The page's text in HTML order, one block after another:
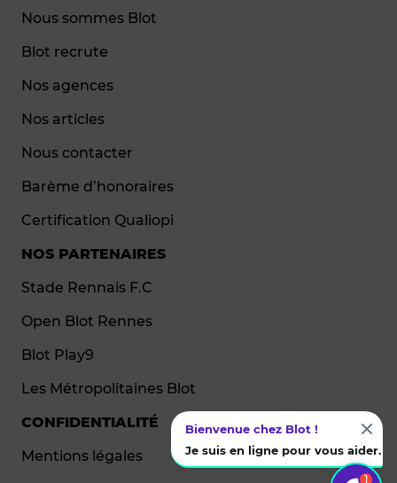
Nous sommes Blot
Blot recrute
Nos agences
Nos articles
Nous contacter
Barème d’honoraires
Certification Qualiopi
NOS PARTENAIRES
Stade Rennais F.C
Open Blot Rennes
Blot Play9
Les Métropolitaines Blot
CONFIDENTIALITÉ
Mentions légales
1
Bienvenue chez Blot !
Je suis en ligne pour vous aider.